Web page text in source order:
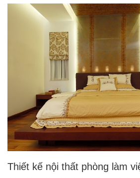
Thiết kế nội thất phòng làm